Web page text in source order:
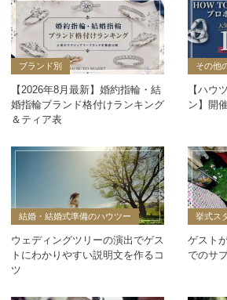
ブランド別
【2026年8月最新】婚約指輪・結
婚指輪ブランド格付けランキング
＆ティア表
その他
【ハウ
ン】開
結婚・結婚式準備のハウツー
ウェディングツリーの演出でゲス
トにわかりやすい説明文を作るコ
ツ
挙式ス
ゲスト
でのサ